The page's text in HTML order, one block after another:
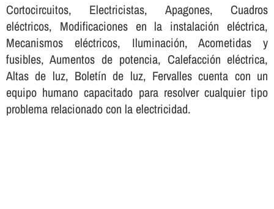
Cortocircuitos, Electricistas, Apagones, Cuadros
eléctricos, Modificaciones en la instalación eléctrica,
Mecanismos eléctricos, Iluminación, Acometidas y
fusibles, Aumentos de potencia, Calefacción eléctrica,
Altas de luz, Boletí­n de luz, Fervalles cuenta con un
equipo humano capacitado para resolver cualquier tipo
problema relacionado con la electricidad.